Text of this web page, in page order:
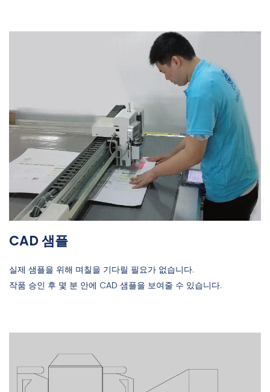
CAD 샘플
실제 샘플을 위해 며칠을 기다릴 필요가 없습니다.
작품 승인 후 몇 분 안에 CAD 샘플을 보여줄 수 있습니다.